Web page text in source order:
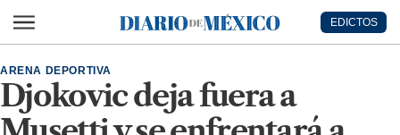
Diario de México
EDICTOS
Djokovic deja fuera a
ARENA DEPORTIVA